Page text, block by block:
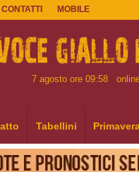
CONTATTI MOBILE
7 agosto ore 09:58
Tabellini